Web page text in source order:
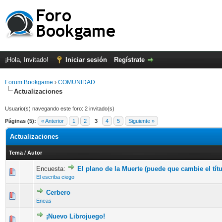
¡Hola, Invitado! Iniciar sesión Regístrate
Forum Bookgame › COMUNIDAD
Actualizaciones
Usuario(s) navegando este foro: 2 invitado(s)
Páginas (5): « Anterior 1 2 3 4 5 Siguiente »
Actualizaciones
Tema / Autor
Encuesta: El plano de la Muerte (puede que cambie el
El escriba ciego
1 voto(s) - Media 5 de 5
123 45
Cerbero
Eneas
¡Nuevo Librojuego!1 voto(s) - Media 5 de 5
1